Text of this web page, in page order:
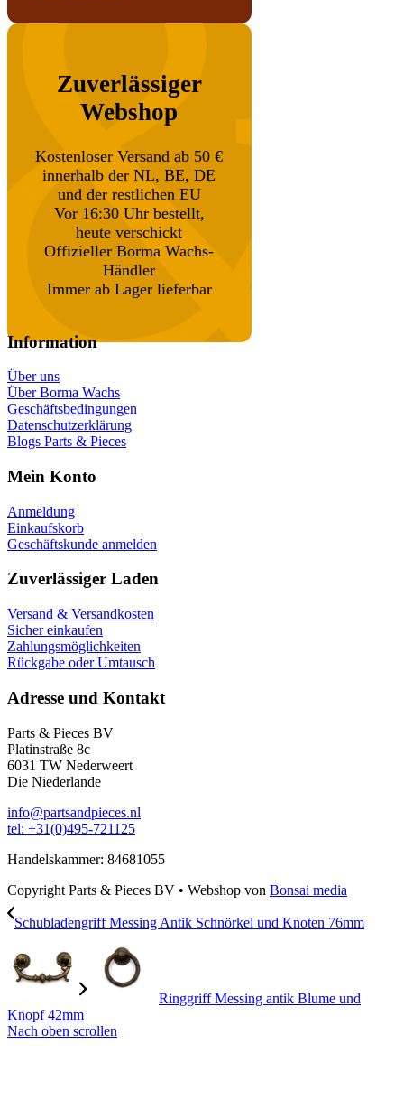
Zuverlässiger
Webshop
Kostenloser Versand ab 50 €
innerhalb der NL, BE, DE
und der restlichen EU
Vor 16:30 Uhr bestellt,
heute verschickt
Offizieller Borma Wachs-
Händler
Immer ab Lager lieferbar
Information
Über uns
Über Borma Wachs
Geschäftsbedingungen
Datenschutzerklärung
Blogs Parts & Pieces
Mein Konto
Anmeldung
Einkaufskorb
Geschäftskunde anmelden
Zuverlässiger Laden
Versand & Versandkosten
Sicher einkaufen
Zahlungsmöglichkeiten
Rückgabe oder Umtausch
Adresse und Kontakt
Parts & Pieces BV
Platinstraße 8c
6031 TW Nederweert
Die Niederlande
info@partsandpieces.nl
tel: +31(0)495-721125
Handelskammer: 84681055
Copyright Parts & Pieces BV • Webshop von Bonsai media
Schubladengriff Messing Antik Schnörkel und Knoten 76mm
Ringgriff Messing antik Blume und
Knopf 42mm
Nach oben scrollen